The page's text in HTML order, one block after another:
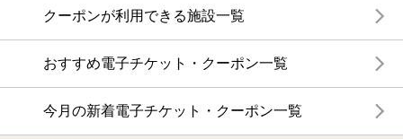
クーポンが利用できる施設一覧
おすすめ電子チケット・クーポン一覧
今月の新着電子チケット・クーポン一覧